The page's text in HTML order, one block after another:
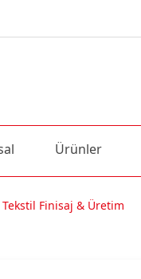
Ürünler
Tekstil Finisaj & Üretim